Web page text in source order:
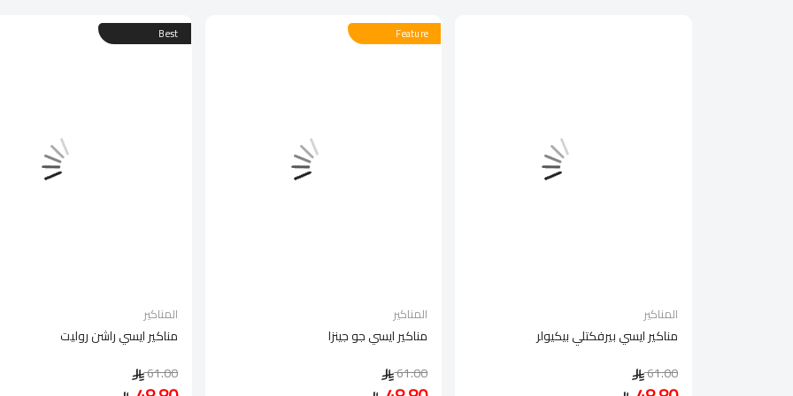
Best
المناكير
مناكير ايسي راشن روليت
61.00
Feature
المناكير
مناكير ايسي جو جينزا
61.00
المناكير
مناكير ايسي بيرفكتلي بيكيولر
61.00